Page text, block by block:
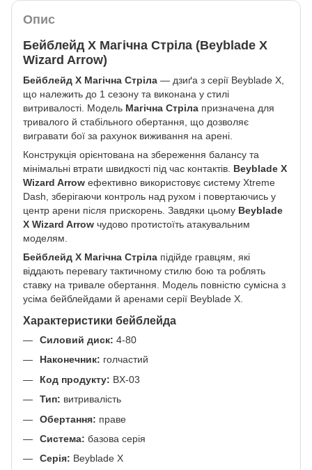
Опис
Бейблейд X Магічна Стріла (Beyblade X
Wizard Arrow)
Бейблейд X Магічна Стріла — дзиґа з серії Beyblade X,
що належить до 1 сезону та виконана у стилі
витривалості. Модель Магічна Стріла призначена для
тривалого й стабільного обертання, що дозволяє
вигравати бої за рахунок виживання на арені.
Конструкція орієнтована на збереження балансу та
мінімальні втрати швидкості під час контактів. Beyblade X
Wizard Arrow ефективно використовує систему Xtreme
Dash, зберігаючи контроль над рухом і повертаючись у
центр арени після прискорень. Завдяки цьому Beyblade
X Wizard Arrow чудово протистоїть атакувальним
моделям.
Бейблейд X Магічна Стріла підійде гравцям, які
віддають перевагу тактичному стилю бою та роблять
ставку на тривале обертання. Модель повністю сумісна з
усіма бейблейдами й аренами серії Beyblade X.
Характеристики бейблейда
Силовий диск: 4-80
Наконечник: голчастий
Код продукту: BX-03
Тип: витривалість
Обертання: праве
Система: базова серія
Серія: Beyblade X